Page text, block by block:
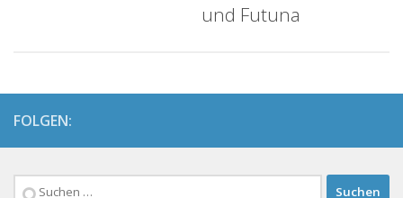
und Futuna
FOLGEN:
Suchen